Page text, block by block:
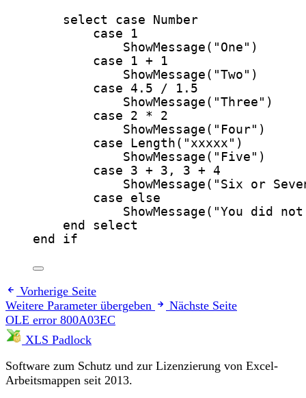
select
case Number
case
1
ShowMessage ( " One " )
case
1 +
1
ShowMessage ( "Two " )
case 4.5 / 1.5
ShowMessage ( "Three " )
case
2 *
2
ShowMessage ( " Four" )
case
Length ( " xxxxx " )
ShowMessage ( " Five " )
case
3 + 3 , 3 + 4
ShowMessage ( " Six or
case
else
ShowMessage ( "You did
end select
end if
Vorherige Seite
Weitere Parameter übergeben
Nächste Seite
OLE error 800A03EC
XLS Padlock
Software zum Schutz und zur Lizenzierung von Excel-
Arbeitsmappen seit 2013.